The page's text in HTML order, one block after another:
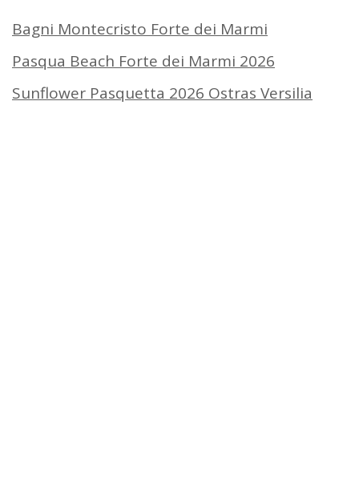
Bagni Montecristo Forte dei Marmi
Pasqua Beach Forte dei Marmi 2026
Sunflower Pasquetta 2026 Ostras Versilia